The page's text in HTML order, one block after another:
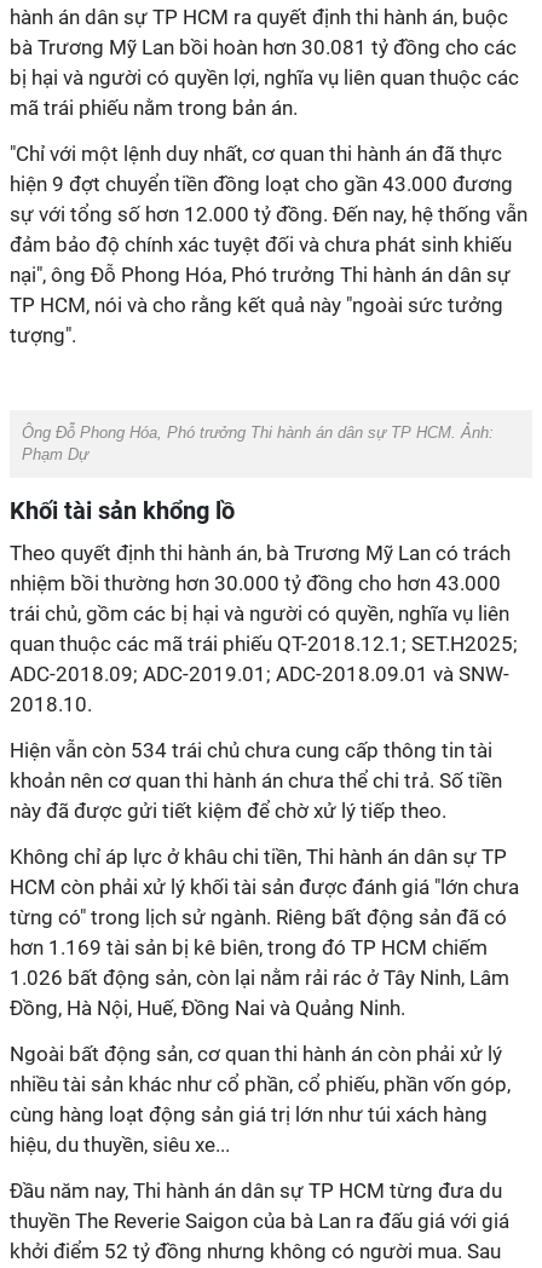
hành án dân sự TP HCM ra quyết định thi hành án, buộc
bà Trương Mỹ Lan bồi hoàn hơn 30.081 tỷ đồng cho các
bị hại và người có quyền lợi, nghĩa vụ liên quan thuộc các
mã trái phiếu nằm trong bản án.
"Chỉ với một lệnh duy nhất, cơ quan thi hành án đã thực
hiện 9 đợt chuyển tiền đồng loạt cho gần 43.000 đương
sự với tổng số hơn 12.000 tỷ đồng. Đến nay, hệ thống vẫn
đảm bảo độ chính xác tuyệt đối và chưa phát sinh khiếu
nại", ông Đỗ Phong Hóa, Phó trưởng Thi hành án dân sự
TP HCM, nói và cho rằng kết quả này "ngoài sức tưởng
tượng".
Ông Đỗ Phong Hóa, Phó trưởng Thi hành án dân sự TP HCM. Ảnh:
Phạm Dự
Khối tài sản khổng lồ
Theo quyết định thi hành án, bà Trương Mỹ Lan có trách
nhiệm bồi thường hơn 30.000 tỷ đồng cho hơn 43.000
trái chủ, gồm các bị hại và người có quyền, nghĩa vụ liên
quan thuộc các mã trái phiếu QT-2018.12.1; SET.H2025;
ADC-2018.09; ADC-2019.01; ADC-2018.09.01 và SNW-
2018.10.
Hiện vẫn còn 534 trái chủ chưa cung cấp thông tin tài
khoản nên cơ quan thi hành án chưa thể chi trả. Số tiền
này đã được gửi tiết kiệm để chờ xử lý tiếp theo.
Không chỉ áp lực ở khâu chi tiền, Thi hành án dân sự TP
HCM còn phải xử lý khối tài sản được đánh giá "lớn chưa
từng có" trong lịch sử ngành. Riêng bất động sản đã có
hơn 1.169 tài sản bị kê biên, trong đó TP HCM chiếm
1.026 bất động sản, còn lại nằm rải rác ở Tây Ninh, Lâm
Đồng, Hà Nội, Huế, Đồng Nai và Quảng Ninh.
Ngoài bất động sản, cơ quan thi hành án còn phải xử lý
nhiều tài sản khác như cổ phần, cổ phiếu, phần vốn góp,
cùng hàng loạt động sản giá trị lớn như túi xách hàng
hiệu, du thuyền, siêu xe...
Đầu năm nay, Thi hành án dân sự TP HCM từng đưa du
thuyền The Reverie Saigon của bà Lan ra đấu giá với giá
khởi điểm 52 tỷ đồng nhưng không có người mua. Sau